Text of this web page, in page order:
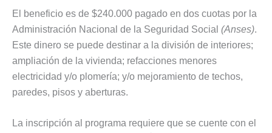
El beneficio es de $240.000 pagado en dos cuotas por la
Administración Nacional de la Seguridad Social (Anses).
Este dinero se puede destinar a la división de interiores;
ampliación de la vivienda; refacciones menores
electricidad y/o plomería; y/o mejoramiento de techos,
paredes, pisos y aberturas.
La inscripción al programa requiere que se cuente con el